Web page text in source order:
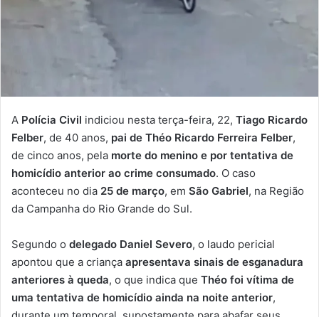
A Polícia Civil indiciou nesta terça-feira, 22, Tiago Ricardo
Felber, de 40 anos, pai de Théo Ricardo Ferreira Felber,
de cinco anos, pela morte do menino e por tentativa de
homicídio anterior ao crime consumado. O caso
aconteceu no dia 25 de março, em São Gabriel, na Região
da Campanha do Rio Grande do Sul.
Segundo o delegado Daniel Severo, o laudo pericial
apontou que a criança apresentava sinais de esganadura
anteriores à queda, o que indica que Théo foi vítima de
uma tentativa de homicídio ainda na noite anterior,